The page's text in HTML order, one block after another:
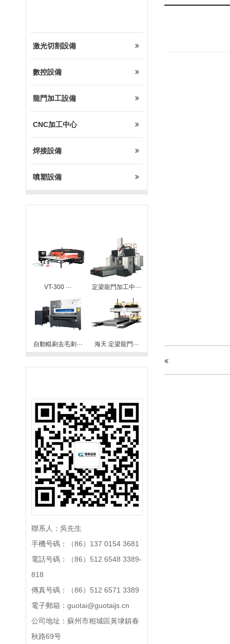
激光切割設備
數控設備
龍門加工設備
CNC加工中心
焊接設備
噴塑設備
VT-300 ··· 定梁龍門加工中···
自動輥刷去毛刺··· 海天 定梁龍門···
聯系人：吳先生
手機号碼：（86）137 0154 3681
電話号碼：（86）512 6548 3389-
818
傳真号碼：（86）512 6571 3389
電子郵箱：guotai@guotaijs.cn
公司地址：蘇州市相城區黃埭鎮春
秋路69号